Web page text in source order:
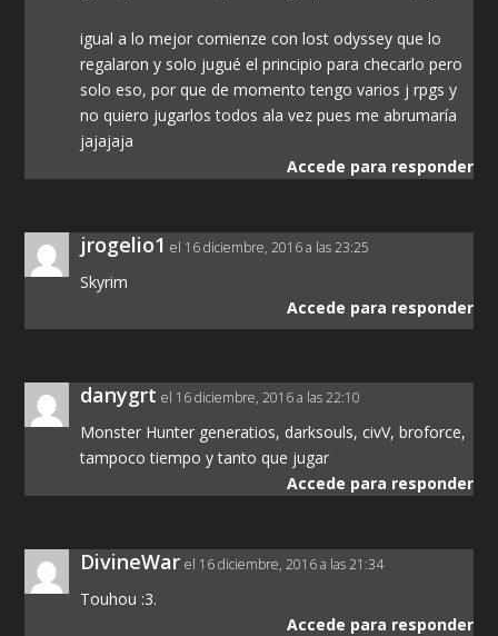
igual a lo mejor comienze con lost odyssey que lo
regalaron y solo jugué el principio para checarlo pero
solo eso, por que de momento tengo varios j rpgs y
no quiero jugarlos todos ala vez pues me abrumaría
jajajaja
Accede para responder
jrogelio1 el 16 diciembre, 2016 a las 23:25
Skyrim
Accede para responder
danygrt el 16 diciembre, 2016 a las 22:10
Monster Hunter generatios, darksouls, civV, broforce,
tampoco tiempo y tanto que jugar
Accede para responder
DivineWar el 16 diciembre, 2016 a las 21:34
Touhou :3.
Accede para responder